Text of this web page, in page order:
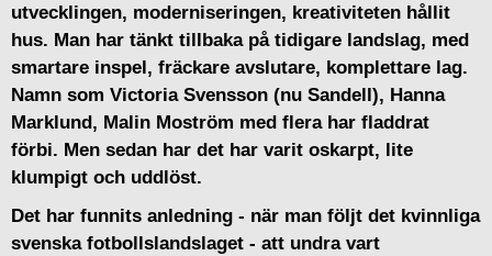
utvecklingen, moderniseringen, kreativiteten hållit
hus. Man har tänkt tillbaka på tidigare landslag, med
smartare inspel, fräckare avslutare, komplettare lag.
Namn som Victoria Svensson (nu Sandell), Hanna
Marklund, Malin Moström med flera har fladdrat
förbi. Men sedan har det har varit oskarpt, lite
klumpigt och uddlöst.
Det har funnits anledning - när man följt det kvinnliga
svenska fotbollslandslaget - att undra vart